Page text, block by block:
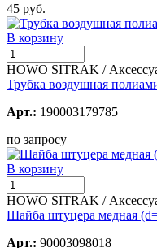
45 руб.
В корзину
HOWO SITRAK /
Трубка воздушная
Арт.: 190003179785
по запросу
В корзину
HOWO SITRAK /
Шайба штуцера медная
Арт.: 90003098018